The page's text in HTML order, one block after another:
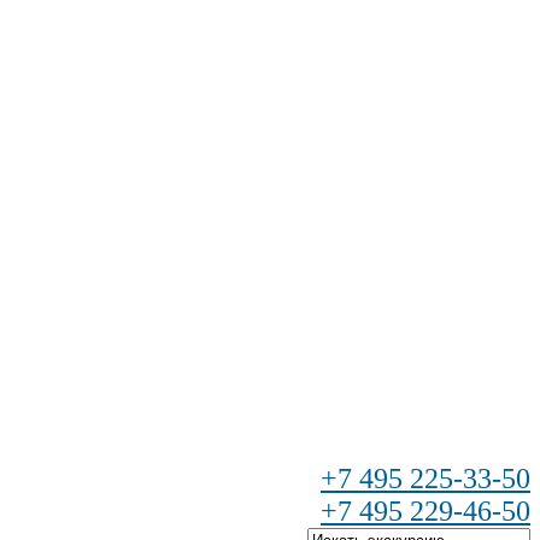
+7 495 225-33-50
+7 495 229-46-50